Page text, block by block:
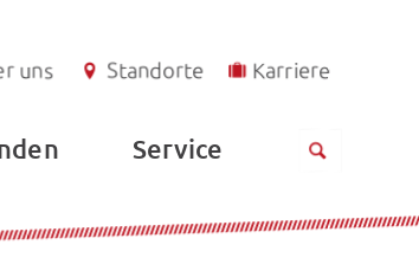
uns Standorte Karriere
Service